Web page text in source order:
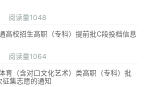
阅读量1048
高校招生高职（专科）提前批C段投档信息
阅读量1064
育（含对口文化艺术）类高职（专科）批
集志愿的通知